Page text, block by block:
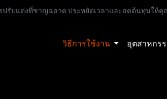
รับแต่งที่ชาญฉลาด ประหยัดเวลาและลดต้นทุนให้
วิธีการใช้งาน อุตสาหกร